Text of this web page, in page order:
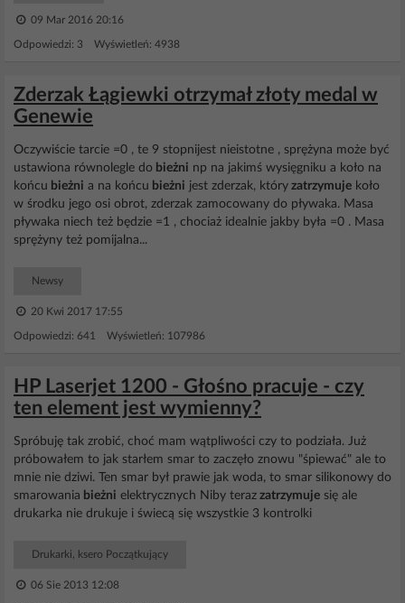
09 Mar 2016 20:16
Odpowiedzi: 3 Wyświetleń: 4938
Zderzak Łągiewki otrzymał złoty medal w
Genewie
Oczywiście tarcie =0 , te 9 stopnijest nieistotne , sprężyna może być
ustawiona równolegle do bieżni np na jakimś wysięgniku a koło na
końcu bieżni a na końcu bieżni jest zderzak, który zatrzymuje koło
w środku jego osi obrot, zderzak zamocowany do pływaka. Masa
pływaka niech też będzie =1 , chociaż idealnie jakby była =0 . Masa
sprężyny też pomijalna...
Newsy
20 Kwi 2017 17:55
Odpowiedzi: 641 Wyświetleń: 107986
HP Laserjet 1200 - Głośno pracuje - czy
ten element jest wymienny?
Spróbuję tak zrobić, choć mam wątpliwości czy to podziała. Już
próbowałem to jak starłem smar to zaczęło znowu "śpiewać" ale to
mnie nie dziwi. Ten smar był prawie jak woda, to smar silikonowy do
smarowania bieżni elektrycznych Niby teraz zatrzymuje się ale
drukarka nie drukuje i świecą się wszystkie 3 kontrolki
Drukarki, ksero Początkujący
06 Sie 2013 12:08